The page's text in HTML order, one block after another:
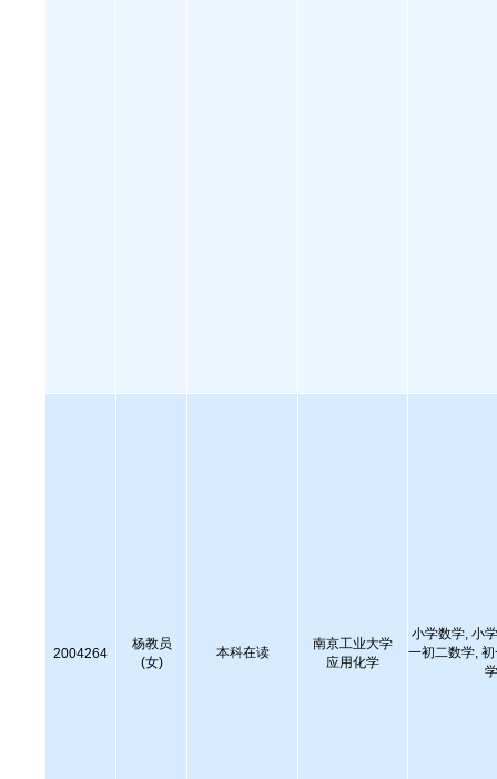
2004264
杨教员
(女)
本科在读
南京工业大学
应用化学
小学数学, 小
一初二数学,